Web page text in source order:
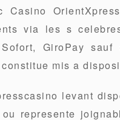
via les s
GiroPay
mis a
levant
represente